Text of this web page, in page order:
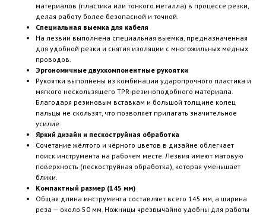
материалов (пластика или тонкого металла) в процессе резки,
делая работу более безопасной и точной.
Специальная выемка для кабеля
На лезвии выполнена специальная выемка, предназначенная
для удобной резки и снятия изоляции с многожильных медных
проводов.
Эргономичные двухкомпонентные рукоятки
Рукоятки выполнены из комбинации ударопрочного пластика и
мягкого нескользящего TPR-резиноподобного материала.
Благодаря резиновым вставкам и большой толщине колец
пальцы не скользят, что позволяет прилагать значительное
усилие.
Яркий дизайн и пескоструйная обработка
Сочетание жёлтого и чёрного цветов в дизайне облегчает
поиск инструмента на рабочем месте. Лезвия имеют матовую
поверхность (пескоструйная обработка), которая уменьшает
блики.
Компактный размер (145 мм)
Общая длина инструмента составляет всего 145 мм, а ширина
реза — около 50 мм. Ножницы чрезвычайно удобны для работы